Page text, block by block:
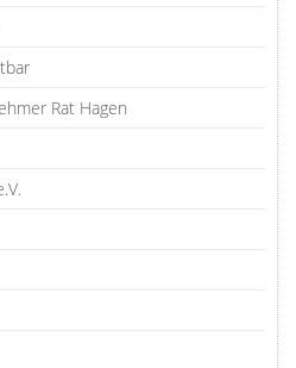
Rat Hagen